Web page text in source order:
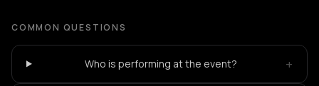
COMMON QUESTIONS
Who is performing at the event? +